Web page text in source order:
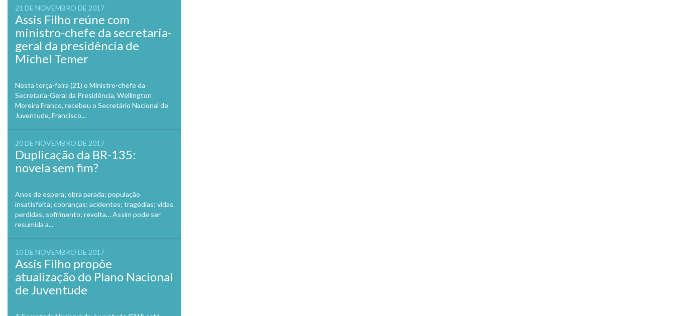
21 DE NOVEMBRO DE 2017
Assis Filho reúne com
ministro-chefe da secretaria-
geral da presidência de
Michel Temer
Nesta terça-feira (21) o Ministro-chefe da
Secretaria-Geral da Presidência, Wellington
Moreira Franco, recebeu o Secretário Nacional de
Juventude, Francisco...
20 DE NOVEMBRO DE 2017
Duplicação da BR-135:
novela sem fim?
Anos de espera; obra parada; população
insatisfeita; cobranças; acidentes; tragédias; vidas
perdidas; sofrimento; revolta… Assim pode ser
resumida a...
10 DE NOVEMBRO DE 2017
Assis Filho propõe
atualização do Plano Nacional
de Juventude